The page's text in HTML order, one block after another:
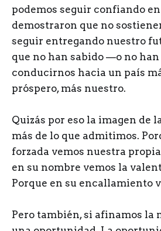
podemos seguir confiando
demostraron que no
seguir entregando nuestro
que no han sabido —o no
conducirnos hacia un país
próspero, más nuestro.
Quizás por eso la imagen de
más de lo que admitimos.
forzada vemos nuestra
en su nombre vemos la
Porque en su encallamiento
Pero también, si afinamos la